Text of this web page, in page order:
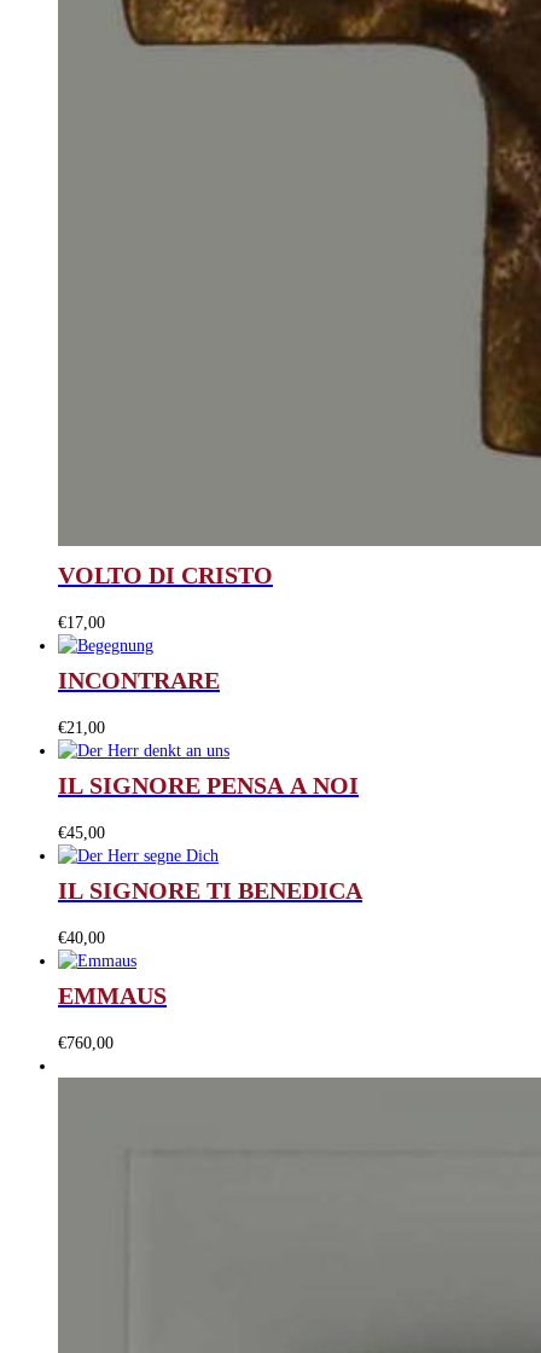
VOLTO DI CRISTO
€17,00
INCONTRARE
€21,00
IL SIGNORE PENSA A NOI
€45,00
IL SIGNORE TI BENEDICA
€40,00
EMMAUS
€760,00